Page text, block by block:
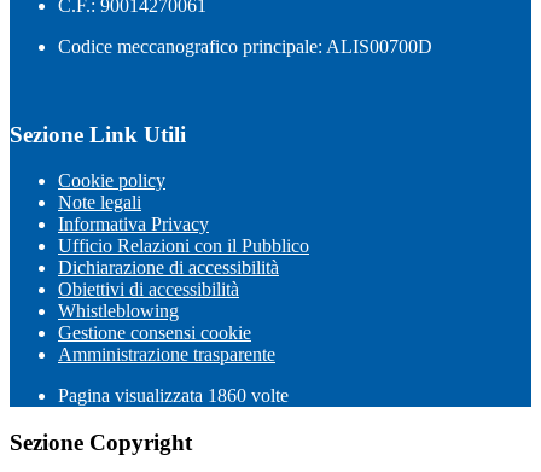
C.F.: 90014270061
Codice meccanografico principale: ALIS00700D
Sezione Link Utili
Cookie policy
Note legali
Informativa Privacy
Ufficio Relazioni con il Pubblico
Dichiarazione di accessibilità
Obiettivi di accessibilità
Whistleblowing
Gestione consensi cookie
Amministrazione trasparente
Pagina visualizzata 1860 volte
Sezione Copyright